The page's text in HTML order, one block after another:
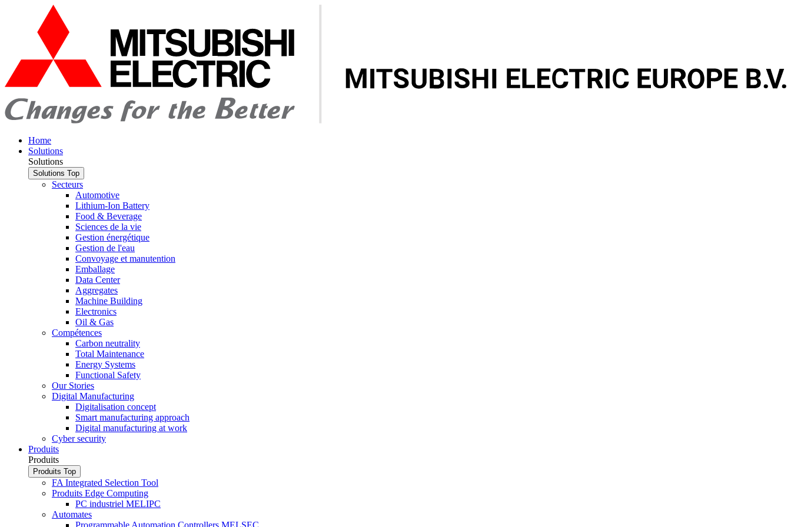
Home
Solutions
Solutions
Solutions Top
Secteurs
Automotive
Lithium-Ion Battery
Food & Beverage
Sciences de la vie
Gestion énergétique
Gestion de l'eau
Convoyage et manutention
Emballage
Data Center
Aggregates
Machine Building
Electronics
Oil & Gas
Compétences
Carbon neutrality
Total Maintenance
Energy Systems
Functional Safety
Our Stories
Digital Manufacturing
Digitalisation concept
Smart manufacturing approach
Digital manufacturing at work
Cyber security
Produits
Produits
Produits Top
FA Integrated Selection Tool
Produits Edge Computing
PC industriel MELIPC
Automates